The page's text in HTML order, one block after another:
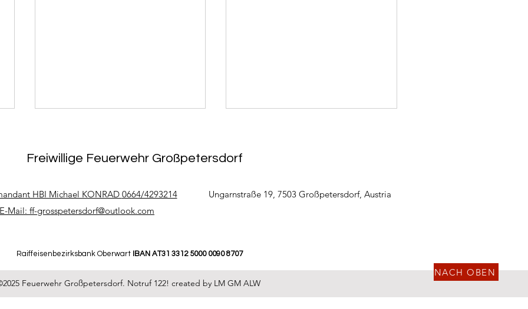
NACH OBEN
Freiwillige Feuerwehr Großpetersdorf
HBI Michael KONRAD 0664/4293214
E-Mail: ff-grosspetersdorf@outlook.com
Ungarnstraße 19, 7503 Großpetersdorf, Austria
Raiffeisenbezirksbank Oberwart IBAN AT31 3312 5000 0090 8707
Feuerwehr Großpetersdorf. Notruf 122! created by LM GM ALW